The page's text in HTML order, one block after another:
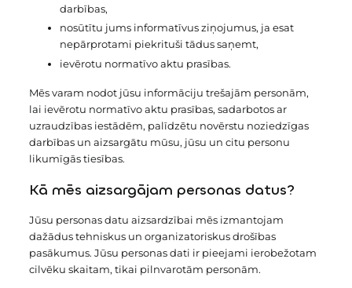
darbības,
nosūtītu jums informatīvus ziņojumus, ja esat
nepārprotami piekrituši tādus saņemt,
ievērotu normatīvo aktu prasības.
Mēs varam nodot jūsu informāciju trešajām personām,
lai ievērotu normatīvo aktu prasības, sadarbotos ar
uzraudzības iestādēm, palīdzētu novērstu noziedzīgas
darbības un aizsargātu mūsu, jūsu un citu personu
likumīgās tiesības.
Kā mēs aizsargājam personas datus?
Jūsu personas datu aizsardzībai mēs izmantojam
dažādus tehniskus un organizatoriskus drošības
pasākumus. Jūsu personas dati ir pieejami ierobežotam
cilvēku skaitam, tikai pilnvarotām personām.